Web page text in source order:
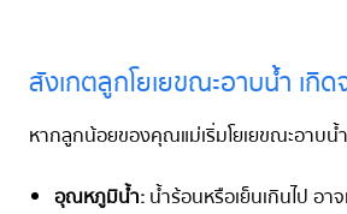
สังเกตลูกโยเยขณะอาบน้ำ เกิด
หากลูกน้อยของคุณแม่เริ่มโยเยขณะอาบน้
อุณหภูมิน้ำ:น้ำร้อนหรือเย็นเกินไป อา